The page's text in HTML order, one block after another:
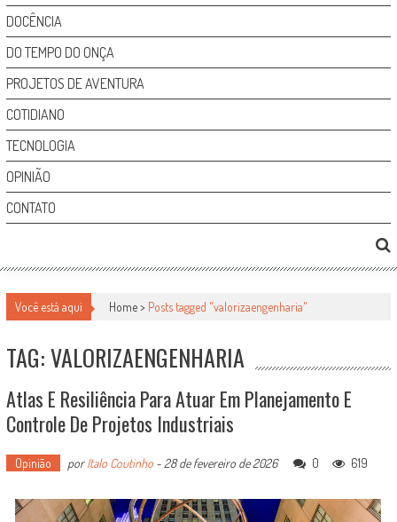
DOCÊNCIA
DO TEMPO DO ONÇA
PROJETOS DE AVENTURA
COTIDIANO
TECNOLOGIA
OPINIÃO
CONTATO
Você está aqui Home > Posts tagged "valorizaengenharia"
TAG: VALORIZAENGENHARIA
Atlas E Resiliência Para Atuar Em Planejamento E
Controle De Projetos Industriais
Opinião porItalo Coutinho-28 de fevereiro de 2026 0 619